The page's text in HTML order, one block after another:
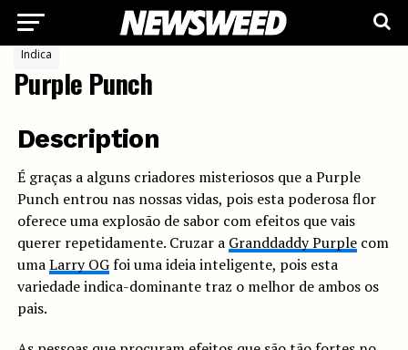
Indica
Purple Punch
Description
É graças a alguns criadores misteriosos que a Purple
Punch entrou nas nossas vidas, pois esta poderosa flor
oferece uma explosão de sabor com efeitos que vais
querer repetidamente. Cruzar a Granddaddy Purplecom
umaLarry OGfoi uma ideia inteligente, pois esta
variedade indica-dominante traz o melhor de ambos os
pais.